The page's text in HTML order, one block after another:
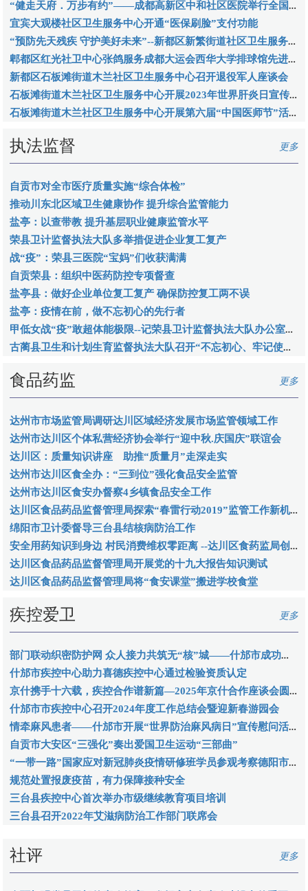
“健走天府．万步有约”——成都高新区中和社区医院举行全国第九届“万步有约”健走激励大赛
宜宾大观楼社区卫生服务中心开通“医保刷脸”支付功能
“预防先天残疾 守护美好未来”--新都区新繁街道社区卫生服务中心 开展全国第7届“残疾预防日”活动
郫都区红光社卫中心张鸽服务成都大运会西华大学排球馆先进事迹
新都区石板滩街道木兰社区卫生服务中心召开退役军人座谈会
石板滩街道木兰社区卫生服务中心开展2023年世界肝炎日宣传活动
石板滩街道木兰社区卫生服务中心开展第六届“中国医师节”活动
执法监督 更多
自贡市对全市医疗质量实施“综合体检”
推动川东北区域卫生健康协作 提升综合监管能力
盐亭：以查带教 提升基层职业健康监管水平
荣县卫计监督执法大队多举措促进企业复工复产
战“疫”：荣县三医院“宝妈”们收获满满
自贡荣县：组织中医药防控专项督查
盐亭县：做好企业单位复工复产 确保防控复工两不误
盐亭：疫情在前，做不忘初心的先行者
甲低女战“疫”敢超体能极限--记荣县卫计监督执法大队办公室主任代惠英
古蔺县卫生和计划生育监督执法大队召开“不忘初心、牢记使命”专题组织生活会暨民主评议党员大会
食品药监 更多
达州市市场监管局调研达川区域经济发展市场监管领域工作
达州市达川区个体私营经济协会举行“迎中秋.庆国庆”联谊会
达川区：质量知识讲座 助推“质量月”走深走实
达州市达川区食全办：“三到位”强化食品安全监管
达州市达川区食安办督察4乡镇食品安全工作
达川区食品药品监督管理局探索“春雷行动2019”监管工作新机制
绵阳市卫计委督导三台县结核病防治工作
安全用药知识到身边 村民消费维权零距离 --达川区食药监局创新开展“3.15”宣传活动
达川区食品药品监督管理局开展党的十九大报告知识测试
达川区食品药品监督管理局将“食安课堂”搬进学校食堂
疾控爱卫 更多
部门联动织密防护网 众人接力共筑无“核”城——什邡市成功举办结核病防治知识问答健康接力跑比赛活动
什邡市疾控中心助力喜德疾控中心通过检验资质认定
京什携手十六载，疾控合作谱新篇—2025年京什合作座谈会圆满举行
什邡市市疾控中心召开2024年度工作总结会暨迎新春游园会
情牵麻风患者——什邡市开展“世界防治麻风病日”宣传慰问活动
自贡市大安区“三强化”奏出爱国卫生运动“三部曲”
“一带一路”国家应对新冠肺炎疫情研修班学员参观考察德阳市疾控中心
规范处置报废疫苗，有力保障接种安全
三台县疾控中心首次举办市级继续教育项目培训
三台县召开2022年艾滋病防治工作部门联席会
社评 更多